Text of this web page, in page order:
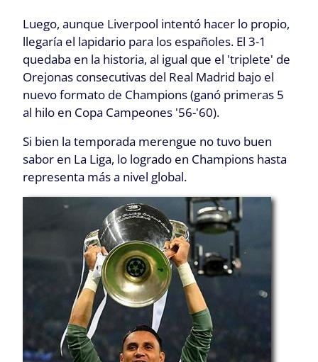
Luego, aunque Liverpool intentó hacer lo propio,
llegaría el lapidario para los españoles. El 3-1
quedaba en la historia, al igual que el 'triplete' de
Orejonas consecutivas del Real Madrid bajo el
nuevo formato de Champions (ganó primeras 5
al hilo en Copa Campeones '56-'60).
Si bien la temporada merengue no tuvo buen
sabor en La Liga, lo logrado en Champions hasta
representa más a nivel global.